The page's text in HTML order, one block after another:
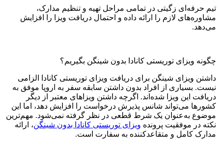
تیم حرفه‌ای زگیتی در تمامی مراحل تهیه و تنظیم مدارک،
مشاوره‌های لازم را ارائه داده و احتمال دریافت ویزا را افزایش
می‌دهد.
چگونه ویزای توریستی کانادا بدون شینگن بگیریم؟
داشتن ویزای شینگن برای دریافت ویزای توریستی کانادا الزامی
نیست. بسیاری از افراد بدون داشتن سابقه سفر به اروپا موفق به
دریافت این ویزا شده‌اند. اگرچه داشتن ویزاهای معتبر از دیگر
کشورها می‌تواند شانس پذیرش درخواست را افزایش دهد، اما این
موضوع به‌عنوان یک شرط قطعی در نظر گرفته نمی‌شود. مهم‌ترین
نکته در موفقیت پرونده ویزای توریستی کانادا بدون شینگن، ارائه
مدارک کامل و متقاعدکننده به سفارت است.